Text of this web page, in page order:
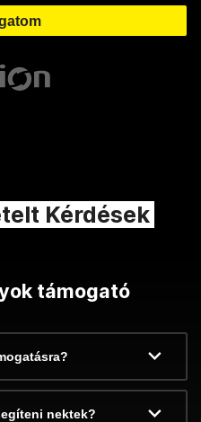
Kérdések
támogató
nektek?